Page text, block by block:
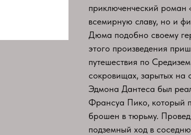
приключенческий роман
всемирную славу, но и
Дюма подобно своему
этого произведения
путешествия по
сокровищах, зарытых на
Эдмона Дантеса был
Франсуа Пико, который
брошен в тюрьму.
подземный ход в